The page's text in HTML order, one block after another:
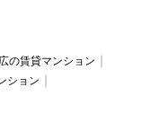
の賃貸マンション
ション